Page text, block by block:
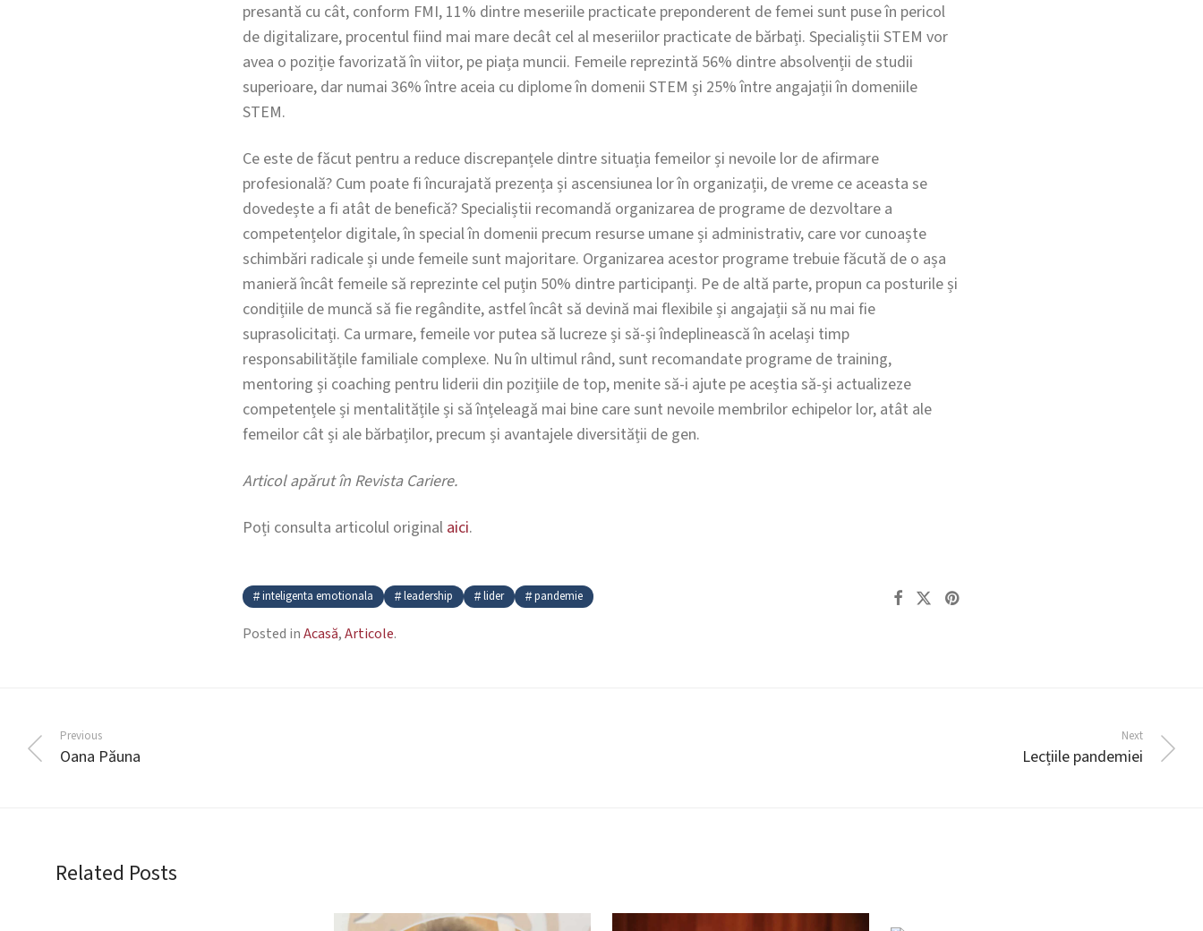
presantă cu cât, conform FMI, 11% dintre meseriile practicate preponderent de femei sunt puse în pericol
de digitalizare, procentul fiind mai mare decât cel al meseriilor practicate de bărbați. Specialiștii STEM vor
avea o poziție favorizată în viitor, pe piața muncii. Femeile reprezintă 56% dintre absolvenții de studii
superioare, dar numai 36% între aceia cu diplome în domenii STEM și 25% între angajații în domeniile
STEM.
Ce este de făcut pentru a reduce discrepanțele dintre situația femeilor și nevoile lor de afirmare
profesională? Cum poate fi încurajată prezența și ascensiunea lor în organizații, de vreme ce aceasta se
dovedește a fi atât de benefică? Specialiștii recomandă organizarea de programe de dezvoltare a
competențelor digitale, în special în domenii precum resurse umane și administrativ, care vor cunoaște
schimbări radicale și unde femeile sunt majoritare. Organizarea acestor programe trebuie făcută de o așa
manieră încât femeile să reprezinte cel puțin 50% dintre participanți. Pe de altă parte, propun ca posturile și
condițiile de muncă să fie regândite, astfel încât să devină mai flexibile și angajații să nu mai fie
suprasolicitați. Ca urmare, femeile vor putea să lucreze și să-și îndeplinească în același timp
responsabilitățile familiale complexe. Nu în ultimul rând, sunt recomandate programe de training,
mentoring și coaching pentru liderii din pozițiile de top, menite să-i ajute pe aceștia să-și actualizeze
competențele și mentalitățile și să înțeleagă mai bine care sunt nevoile membrilor echipelor lor, atât ale
femeilor cât și ale bărbaților, precum și avantajele diversității de gen.
Articol apărut în Revista Cariere.
Poți consulta articolul original aici.
inteligenta emotionala leadership lider pandemie
Posted inAcasă,Articole.
Previous
Oana Păuna
Next
Lecțiile pandemiei
Related Posts